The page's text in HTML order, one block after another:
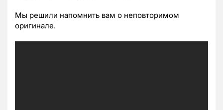
Мы решили напомнить вам о неповторимом
оригинале.